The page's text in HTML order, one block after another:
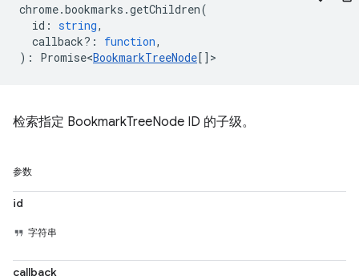
chrome.bookmarks .getChildren(
id : string,
callback? : function,
) : Promise<BookmarkTreeNode[] >
检索指定 BookmarkTreeNode ID 的子级。
参数
id
字符串
callback